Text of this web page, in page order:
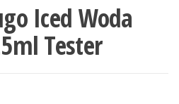
Iced Woda
Tester